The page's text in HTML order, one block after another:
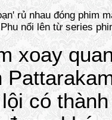
nổi lên từ series
xoay
có